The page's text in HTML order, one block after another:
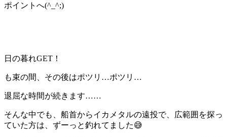
ポイントへ(^_^;)
日の暮れGET！
も束の間、その後はポツリ…ポツリ…
退屈な時間が続きます……
そんな中でも、船首からイカメタルの遠投で、広範囲を探っ
ていた方は、ずーっと釣れてました😅